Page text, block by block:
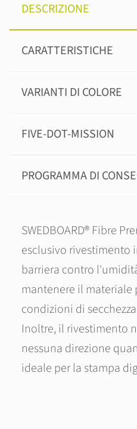
DESCRIZIONE
CARATTERISTICHE
VARIANTI DI COLORE
FIVE-DOT-MISSION
PROGRAMMA DI
SWEDBOARD® Fibre
esclusivo rivestimento
barriera contro
mantenere il materiale
condizioni di
Inoltre, il rivestimento
nessuna direzione
ideale per la stampa